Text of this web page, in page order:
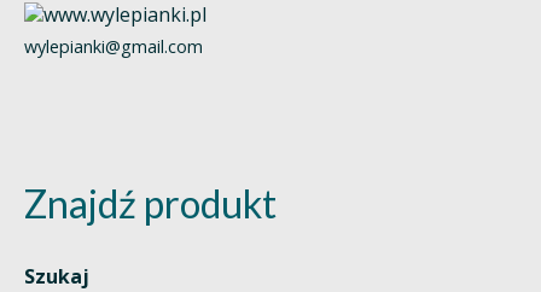
wylepianki@gmail.com
Znajdź produkt
Szukaj